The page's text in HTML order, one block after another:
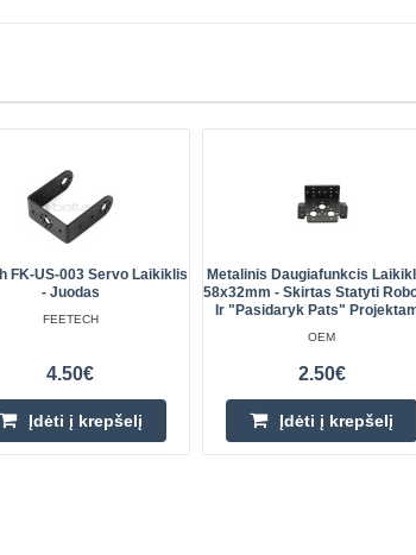
FK-US-003 Servo Laikiklis
- Juodas
FEETECH
4.50€
Įdėti į krepšelį
Metalinis Daugiafunkcis
58x32mm - Skirtas Statyti
Ir "pasidaryk Pats"
OEM
2.50€
Įdėti į krepšelį